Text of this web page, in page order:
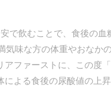
で飲むことで、食後の血
気味な方の体重やおなか
アファーストに、この度
による食後の尿酸値の上